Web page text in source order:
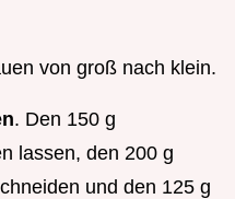
von groß nach klein.
. Den 150 g
lassen, den 200 g
und den 125 g